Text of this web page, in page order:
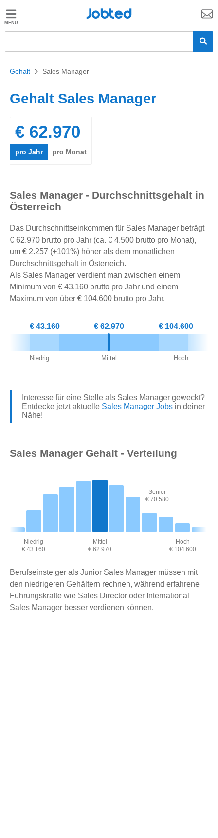
Jobted
Gehalt
Jobted
Gehalt > Sales Manager
Gehalt Sales Manager
€ 62.970
pro Jahr pro Monat
Sales Manager - Durchschnittsgehalt in
Österreich
Das Durchschnittseinkommen für Sales Manager beträgt
€ 62.970 brutto pro Jahr (ca. € 4.500 brutto pro Monat),
um € 2.257 (+101%) höher als dem monatlichen
Durchschnittsgehalt in Österreich.
Als Sales Manager verdient man zwischen einem
Minimum von € 43.160 brutto pro Jahr und einem
Maximum von über € 104.600 brutto pro Jahr.
€ 43.160
Niedrig
€ 62.970
Mittel
€ 104.600
Hoch
Interesse für eine Stelle als Sales Manager geweckt?
Entdecke jetzt aktuelle Sales Manager Jobs in deiner
Nähe!
Sales Manager Gehalt - Verteilung
Niedrig
€ 43.160
Mittel
€ 62.970
Senior
€ 70.580
Hoch
€ 104.600
Berufseinsteiger als Junior Sales Manager müssen mit
den niedrigeren Gehältern rechnen, während erfahrene
Führungskräfte wie Sales Director oder International
Sales Manager besser verdienen können.